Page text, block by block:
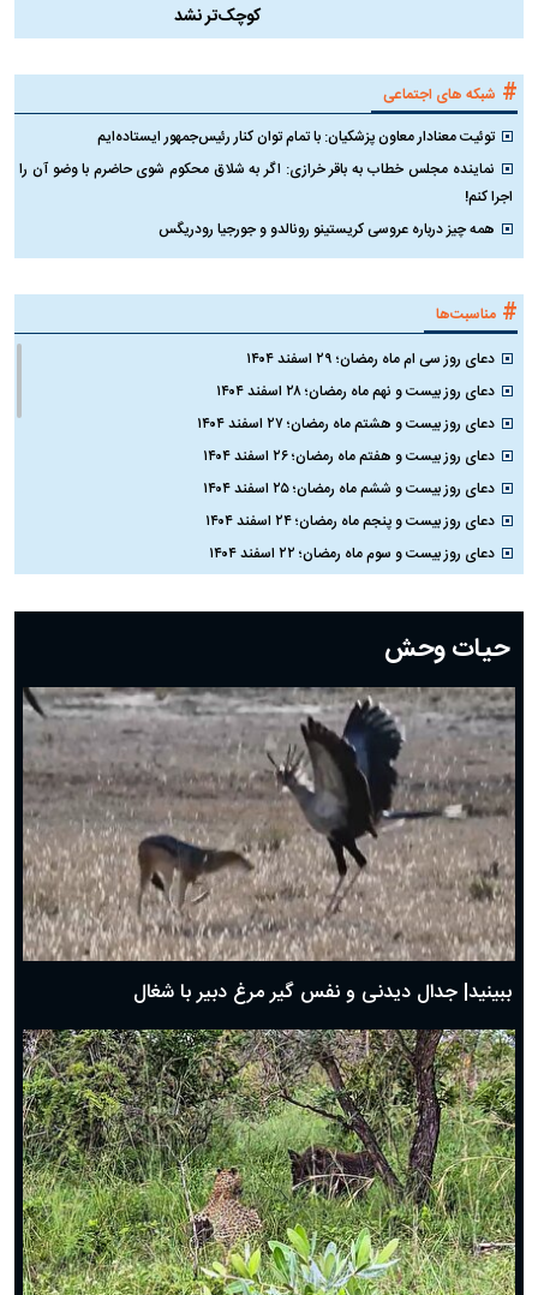
کوچک‌تر نشد
# شبکه های اجتماعی
توئیت معنادار معاون پزشکیان: با تمام توان کنار رئیس‌جمهور ایستاده‌ایم
نماینده مجلس خطاب به باقر خرازی: اگر به شلاق محکوم شوی حاضرم با وضو آن را
اجرا کنم!
همه چیز درباره عروسی کریستینو رونالدو و جورجیا رودریگس
# مناسبت‌ها
دعای روز سی ام ماه رمضان؛ ۲۹ اسفند ۱۴۰۴
دعای روز بیست و نهم ماه رمضان؛ ۲۸ اسفند ۱۴۰۴
دعای روز بیست و هشتم ماه رمضان؛ ۲۷ اسفند ۱۴۰۴
دعای روز بیست و هفتم ماه رمضان؛ ۲۶ اسفند ۱۴۰۴
دعای روز بیست و ششم ماه رمضان؛ ۲۵ اسفند ۱۴۰۴
دعای روز بیست و پنجم ماه رمضان؛ ۲۴ اسفند ۱۴۰۴
دعای روز بیست و سوم ماه رمضان؛ ۲۲ اسفند ۱۴۰۴
دعای روز بیستم ماه رمضان؛ ۱۹ اسفند ۱۴۰۴
دعای روز هشتم ماه مبارک رمضان؛ ۷ اسفند ماه ۱۴۰۴
دعای روز هفتم ماه رمضان؛ ۶ اسفند ۱۴۰۴
دعای روز ششم ماه رمضان؛ ۵ اسفند ۱۴۰۴
دعای روز پنجم ماه رمضان؛ ۴ اسفند ۱۴۰۴
دعای روز چهارم ماه مبارک رمضان؛ ۳ اسفند ۱۴۰۴
دعای روز سوم ماه مبارک رمضان؛ ۱۴ اسفند ۱۴۰۴
دعای روز دوم ماه مبارک رمضان ۱ اسفند ماه ۱۴۰۴
دعای روز اول ماه مبارک رمضان، ۳۰ بهمن ۱۴۰۴
حضرت زینب(س) چگونه از دنیا رفت؟
بهترین پیامک تبریک روز پدر ۱۴۰۴؛ جملات زیبا و صمیمانه
حیات وحش
ببینید| جدال دیدنی و نفس گیر مرغ دبیر با شغال